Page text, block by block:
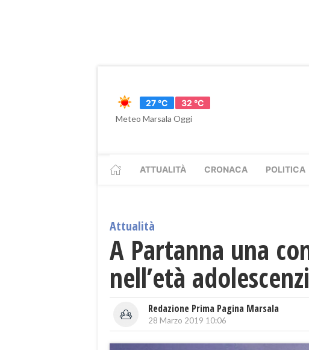
27 °C
32 °C
Meteo Marsala Oggi
ATTUALITÀ CRONACA POLITICA
Attualità
A Partanna una
nell’età
Redazione Prima Pagina Marsala
28 Marzo 2019 10:06